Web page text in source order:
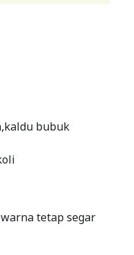
bubuk
tetap segar